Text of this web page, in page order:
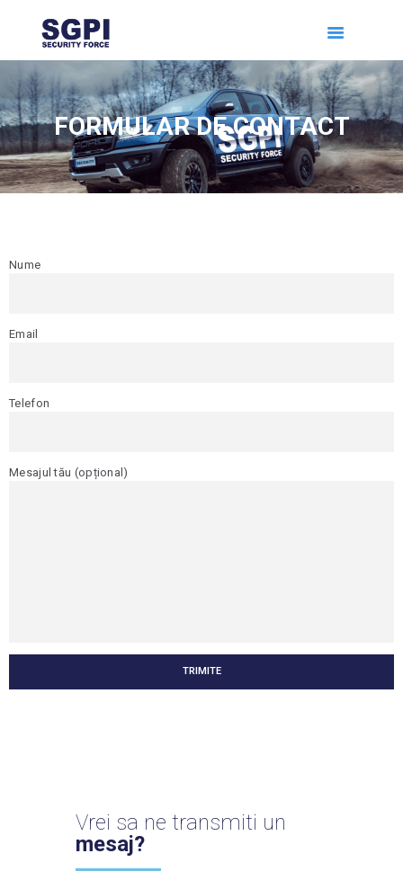
ACASA
DESPRE NOI
SERVICII
PORTOFOLIU
CONTACT
FORMULAR DE CONTACT
Nume
Email
Telefon
Mesajul tău (opțional)
Vrei sa ne transmiti un
mesaj?